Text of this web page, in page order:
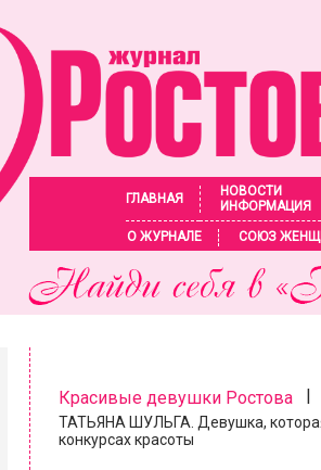
ГЛАВНАЯ
НОВОСТИ
ИНФОРМАЦИЯ
О ЖУРНАЛЕ
СОЮЗ
Красивые девушки Ростова|
ТАТЬЯНА ШУЛЬГА. Девушка,
конкурсах красоты